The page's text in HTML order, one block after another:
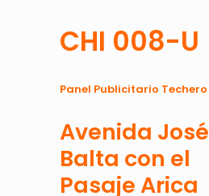
CHI 008-U
Panel Publicitario Techero
Avenida José
Balta con el
Pasaje Arica